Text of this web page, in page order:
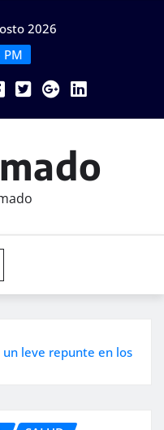
2026
PM
un leve repunte en los